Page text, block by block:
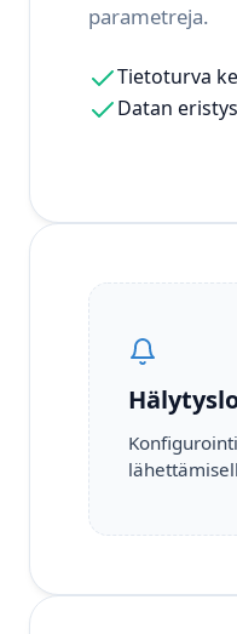
parametreja.
Tietoturva
Datan